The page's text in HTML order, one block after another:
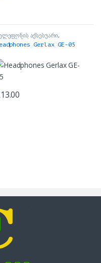
აქსესუარი,
Gerlax GE-05
13.00